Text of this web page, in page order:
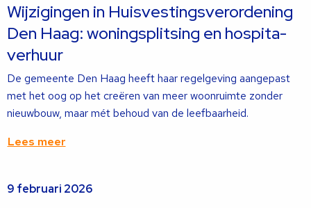
Wijzigingen in Huisvestingsverordening
Den Haag: woningsplitsing en hospita-
verhuur
De gemeente Den Haag heeft haar regelgeving aangepast
met het oog op het creëren van meer woonruimte zonder
nieuwbouw, maar mét behoud van de leefbaarheid.
Lees meer
meer
9 februari 2026